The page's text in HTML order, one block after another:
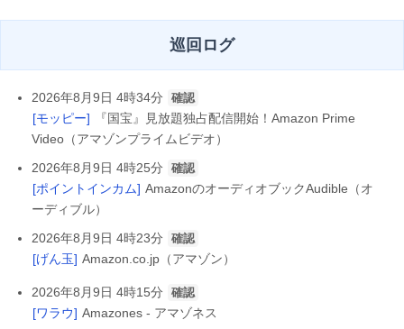
巡回ログ
2026年8月9日 4時34分 確認
[モッピー]
『国宝』見放題独占配信開始！Amazon Prime
Video（アマゾンプライムビデオ）
2026年8月9日 4時25分
確認
[ポイントインカム] AmazonのオーディオブックAudible（オ
ーディブル）
2026年8月9日 4時23分
確認
[げん玉] Amazon.co.jp（アマゾン）
2026年8月9日 4時15分 確認
[ワラウ] Amazones - アマゾネス